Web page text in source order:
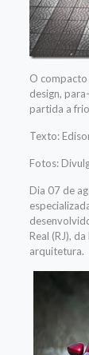
O
design,
partida a frio
Texto:
Fotos:
Dia 07 de
Real (RJ),
arquitetura.